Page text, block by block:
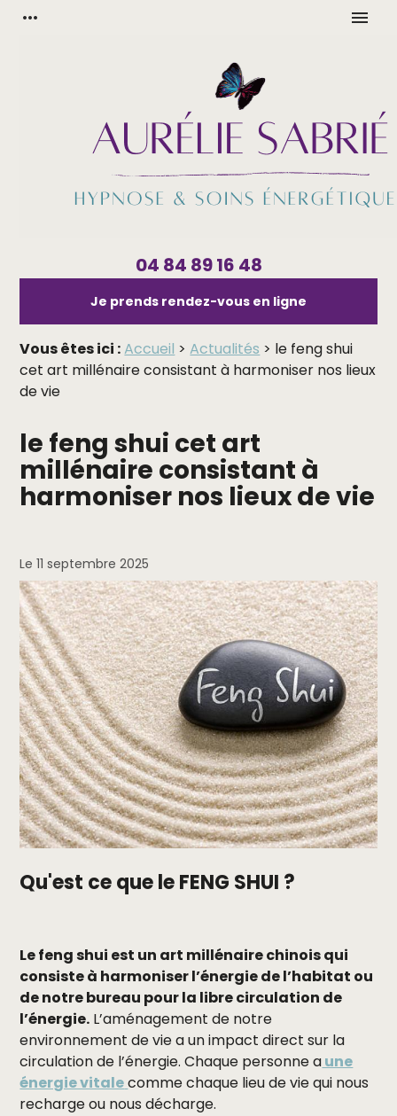
more_horiz menu
04 84 89 16 48
Je prends rendez-vous en ligne
Vous êtes ici :Accueil >Actualités > le feng shui
cet art millénaire consistant à harmoniser nos lieux
de vie
le feng shui cet art
millénaire consistant à
harmoniser nos lieux de vie
Le 11 septembre 2025
Qu'est ce que le FENG SHUI ?
Le feng shui est un art millénaire chinois qui
consiste à harmoniser l’énergie de l’habitat ou
de notre bureau pour la libre circulation de
l’énergie. L’aménagement de notre
environnement de vie a un impact direct sur la
circulation de l’énergie. Chaque personne aune
énergie vitalecomme chaque lieu de vie qui nous
recharge ou nous décharge.